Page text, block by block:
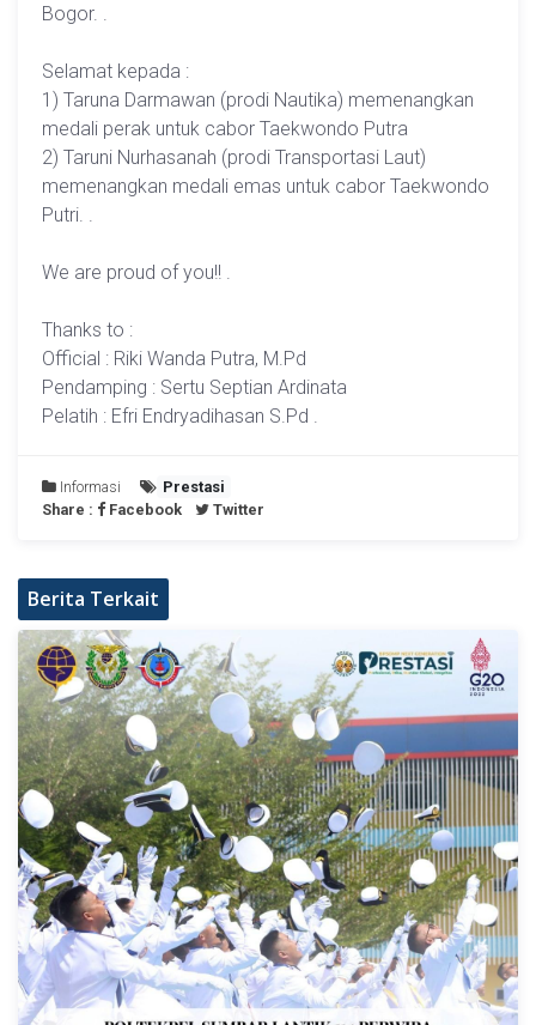
Bogor. .
Selamat kepada :
1) Taruna Darmawan (prodi Nautika) memenangkan
medali perak untuk cabor Taekwondo Putra
2) Taruni Nurhasanah (prodi Transportasi Laut)
memenangkan medali emas untuk cabor Taekwondo
Putri. .
We are proud of you!! .
Thanks to :
Official : Riki Wanda Putra, M.Pd
Pendamping : Sertu Septian Ardinata
Pelatih : Efri Endryadihasan S.Pd .
Informasi
Prestasi
Share :
Facebook Twitter
Berita Terkait